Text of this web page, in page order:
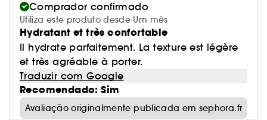
Comprador confirmado
Utiliza este produto desde Um mês
Hydratant et très confortable
Il hydrate parfaitement. La texture est légère
et très agréable à porter.
Traduzir com Google
Recomendado: Sim
Avaliação originalmente publicada em sephora.fr